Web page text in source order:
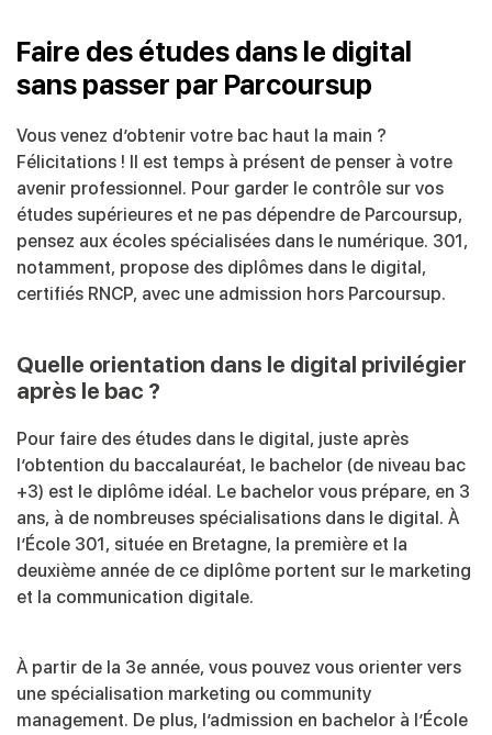
Faire des études dans le digital
sans passer par Parcoursup
Vous venez d’obtenir votre bac haut la main ?
Félicitations ! Il est temps à présent de penser à votre
avenir professionnel. Pour garder le contrôle sur vos
études supérieures et ne pas dépendre de Parcoursup,
pensez aux écoles spécialisées dans le numérique. 301,
notamment, propose des diplômes dans le digital,
certifiés RNCP, avec une admission hors Parcoursup.
Quelle orientation dans le digital privilégier
après le bac ?
Pour faire des études dans le digital, juste après
l’obtention du baccalauréat, le bachelor (de niveau bac
+3) est le diplôme idéal. Le bachelor vous prépare, en 3
ans, à de nombreuses spécialisations dans le digital. À
l’École 301, située en Bretagne, la première et la
deuxième année de ce diplôme portent sur le marketing
et la communication digitale.
À partir de la 3e année, vous pouvez vous orienter vers
une spécialisation marketing ou community
management. De plus, l’admission en bachelor à l’École